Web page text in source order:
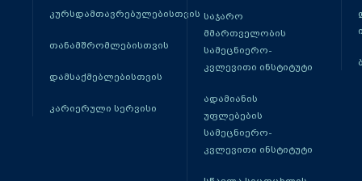
კურსდამთავრებულებისთვის
თანამშრომლებისთვის
დამსაქმებლებისთვის
კარიერული სერვისი
საჯარო
მმართველობის
სამეცნიერო-
კვლევითი ინსტიტუტი
ადამიანის
უფლებების
სამეცნიერო-
კვლევითი ინსტიტუტი